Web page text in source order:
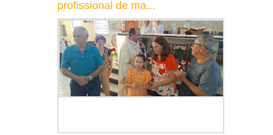
profissional de ma...